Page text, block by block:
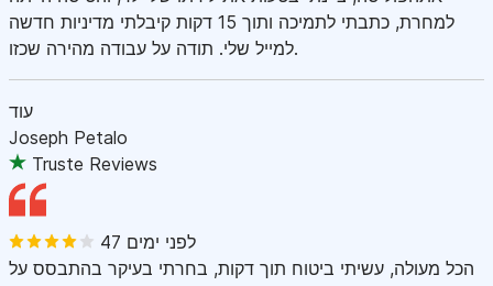
למחרת, כתבתי לתמיכה ותוך 15 דקות קיבלתי מדיניות חדשה
למייל שלי. תודה על עבודה מהירה שכזו.
עוד
Joseph Petalo
Truste Reviews
47 לפני ימים
הכל מעולה, עשיתי ביטוח תוך דקות, בחרתי בעיקר בהתבסס על